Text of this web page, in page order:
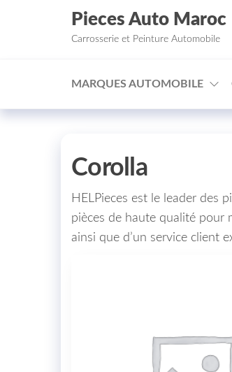
Aller au contenu
Pieces Auto Maroc
Carrosserie et Peinture Automobile
MARQUES AUTOMOBILE
Corolla
HELPieces est le leader des
pièces de haute qualité pour
ainsi que d’un service client